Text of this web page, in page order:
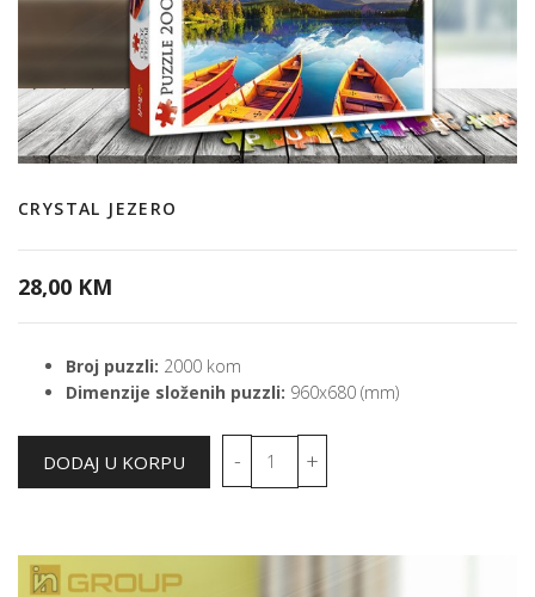
CRYSTAL JEZERO
28,00 KM
Broj puzzli: 2000 kom
Dimenzije složenih puzzli: 960x680 (mm)